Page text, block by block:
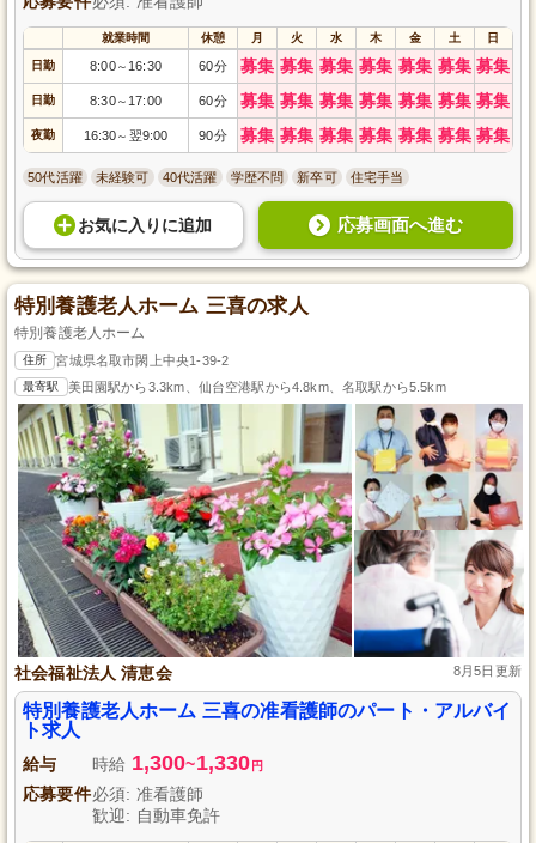
就業時間 休憩 月 火 水 木 金 土 日
日勤 8:00～ 16:30 60分 募集 募集 募集 募集 募集 募集 募集
日勤 8:30～ 17:00 60分 募集 募集 募集 募集 募集 募集 募集
夜勤 16:30～ 翌9:00 90分 募集 募集 募集 募集 募集 募集 募集
50代活躍 未経験可 40代活躍 学歴不問 新卒可 住宅手当
お気に入り に追加 応募画面へ進む
特別養護老人ホーム 三喜の求人
特別養護老人ホーム
住所 宮城県名取市閖上中央1-39-2
最寄駅 美田園駅から3.3km、仙台空港駅から4.8km、名取駅から5.5km
社会福祉法人 清恵会 8月5日更新
特別養護老人ホーム 三喜の准看護師のパート・アルバイ
ト求人
給与 時給 1,300~1,330 円
応募要件必須: 准看護師
歓迎: 自動車免許